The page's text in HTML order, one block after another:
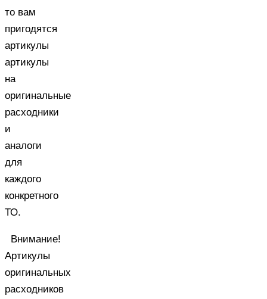
то вам
пригодятся
артикулы
артикулы
на
оригинальные
расходники
и
аналоги
для
каждого
конкретного
ТО.
Внимание!
Артикулы
оригинальных
расходников